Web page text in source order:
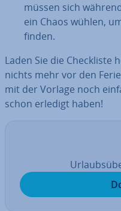
müssen sich
ein Chaos wühlen,
finden.
Laden Sie die Check­lis­te
nichts mehr vor den
mit der Vorlage noch
schon erledigt haben!